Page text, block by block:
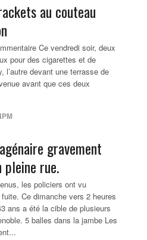
au couteau
Ce vendredi soir, deux
pour des cigarettes et de
l’autre devant une terrasse de
avant que ces deux
gravement
rue.
les policiers ont vu
Ce dimanche vers 2 heures
ans a été la cible de plusieurs
5 balles dans la jambe Les